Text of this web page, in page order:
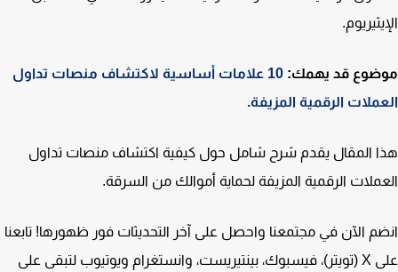
قد يهمك:
10 علامات أساسية لاكتشاف منصات تداول
الرقمية المزيفة.
المقال يقدم شرح شامل حول كيفية اكتشاف منصات تداول
الرقمية المزيفة لحماية أموالك من السرقة.
الآن في مجتمعنا واحصل على آخر التحديثات فور ظهورها! تابعنا
على X (تويتر)، فيسبوك، بينتيريست، وانستغرام ويوتيوب لتبقى على